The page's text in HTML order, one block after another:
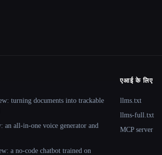
turning documents into trackable
an all-in-one voice generator and
a no-code chatbot trained on
एआई के लिए
llms.txt
llms-full.txt
MCP server